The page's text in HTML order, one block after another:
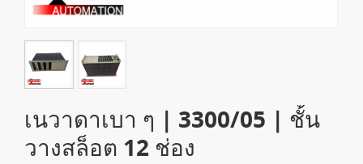
เนวาดาเบา ๆ | 3300/05 | ชั้น
วางสล็อต 12 ช่อง